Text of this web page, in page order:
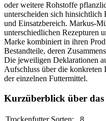
oder weitere Rohstoffe
unterscheiden sich hinsichtlich
und Einsatzbereich. Markus-
unterschiedlichen Rezepturen
Marke kombiniert in ihren
Bestandteile, deren
Die jeweiligen Deklarationen
Aufschluss über die konkreten
der einzelnen Futtermittel.
Kurzüberblick über